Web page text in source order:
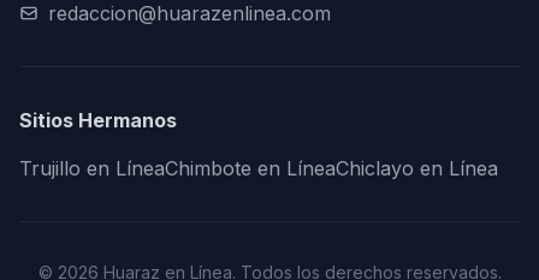
redaccion@huarazenlinea.com
Sitios Hermanos
Trujillo en LíneaChimbote en LíneaChiclayo en Línea
© 2026 Huaraz en Línea. Todos los derechos reservados.